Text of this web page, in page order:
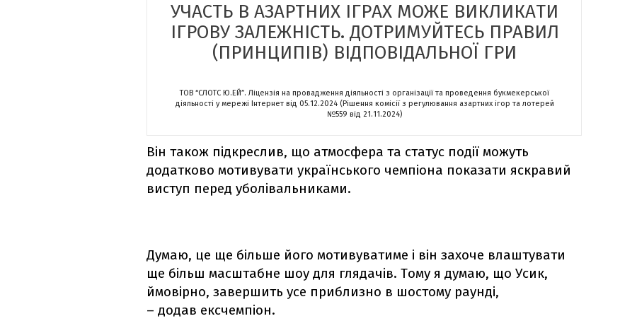
УЧАСТЬ В АЗАРТНИХ ІГРАХ МОЖЕ ВИКЛИКАТИ
ІГРОВУ ЗАЛЕЖНІСТЬ. ДОТРИМУЙТЕСЬ ПРАВИЛ
(ПРИНЦИПІВ) ВІДПОВІДАЛЬНОЇ ГРИ
ТОВ “СЛОТС Ю.ЕЙ”. Ліцензія на провадження діяльності з організації та проведення букмекерської
діяльності у мережі Інтернет від 05.12.2024 (Рішення комісії з регулювання азартних ігор та лотерей
№559 від 21.11.2024)
Він також підкреслив, що атмосфера та статус події можуть
додатково мотивувати українського чемпіона показати яскравий
виступ перед уболівальниками.
Думаю, це ще більше його мотивуватиме і він захоче влаштувати
ще більш масштабне шоу для глядачів. Тому я думаю, що Усик,
ймовірно, завершить усе приблизно в шостому раунді,
– додав ексчемпіон.